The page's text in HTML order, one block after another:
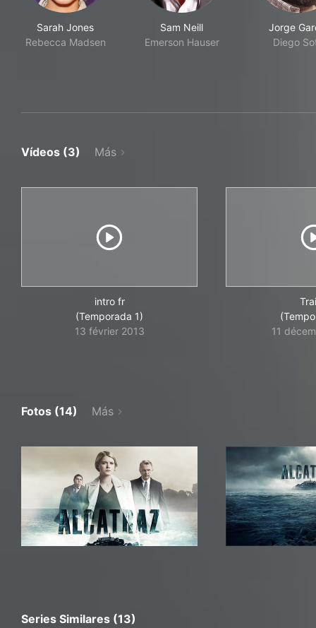
Sarah Jones
Rebecca Madsen
Sam Neill
Emerson Hauser
Jorge
Diego
Vídeos (3) Más
intro fr
(Temporada 1)
13 février 2013
11
Fotos (14) Más
Series Similares (13)